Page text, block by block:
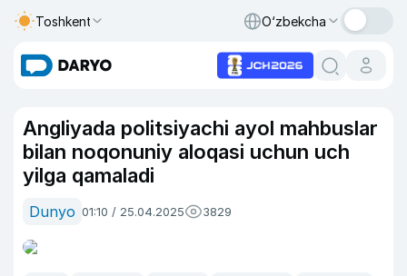
Toshkent O‘zbekcha
Angliyada politsiyachi ayol mahbuslar
bilan noqonuniy aloqasi uchun uch
yilga qamaladi
Dunyo 01:10 / 25.04.2025 3829